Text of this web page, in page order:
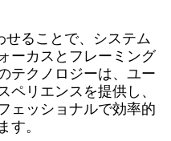
せることで、システム
ーカスとフレーミング
テクノロジーは、ユー
ペリエンスを提供し、
ェッショナルで効率的
す。